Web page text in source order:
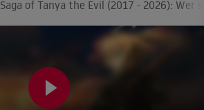
Saga of Tanya the Evil (2017 - 2026):